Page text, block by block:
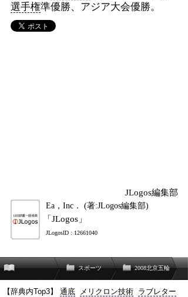
選手権準優勝、アジア大会優勝。
JLogos編集部
Ea，Inc． (著:JLogos編集部)
「JLogos」
JLogosID : 12661040
スポーツ 2008北京五輪
【辞典内Top3】 通底 メリクロン技術 ラブレター